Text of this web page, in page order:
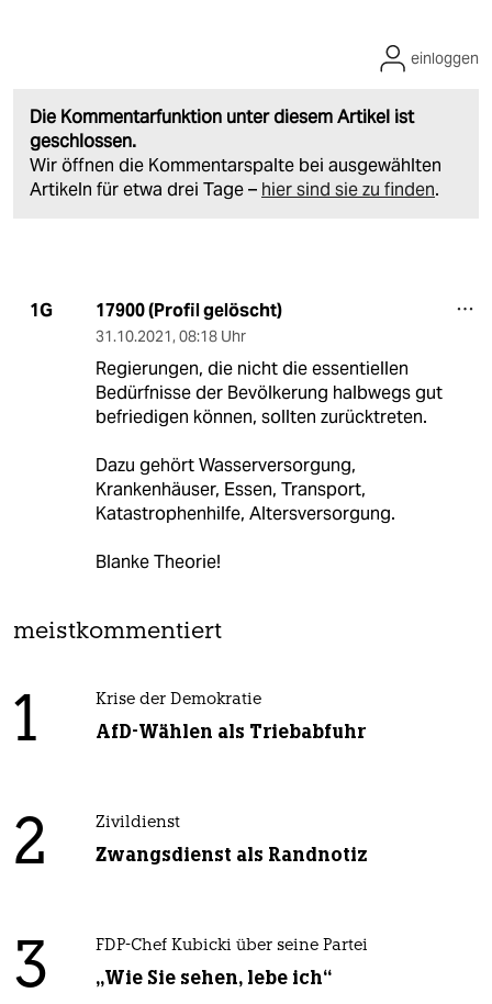
Die Kommentarfunktion unter diesem Artikel ist
geschlossen.
Wir öffnen die Kommentarspalte bei ausgewählten
Artikeln für etwa drei Tage – hier sind sie zu finden.
einloggen
1G 17900 (Profil gelöscht)
31.10.2021, 08:18 Uhr
Regierungen, die nicht die essentiellen
Bedürfnisse der Bevölkerung halbwegs gut
befriedigen können, sollten zurücktreten.
Dazu gehört Wasserversorgung,
Krankenhäuser, Essen, Transport,
Katastrophenhilfe, Altersversorgung.
Blanke Theorie!
meistkommentiert
1 Krise der Demokratie
AfD-Wählen als Triebabfuhr
2 Zivildienst
Zwangsdienst als Randnotiz
3 FDP-Chef Kubicki über seine Partei
„Wie Sie sehen, lebe ich“